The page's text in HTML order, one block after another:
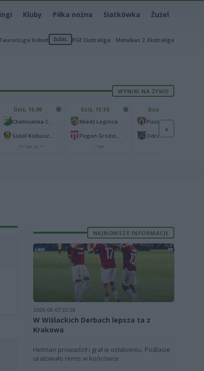
Kluby Piłka nożna Siatkówka Żużel
Kobiet ŻUŻEL PGE Ekstraliga Metalkas 2. Ekstraliga
WYNIKI NA ŻYWO
Dziś, 15:00
III liga, gr. IV
Dziś, 15:30
Miedź Legnica
I liga
Dziś, 15:30
Odra Opole
›
NAJNOWSZE INFORMACJE
2026-08-07 22:28
W Wiślackich Derbach lepsza ta z
Krakowa
Hetman prowadził i grał w osłabieniu. Podlasie
uratowało remis w końcówce